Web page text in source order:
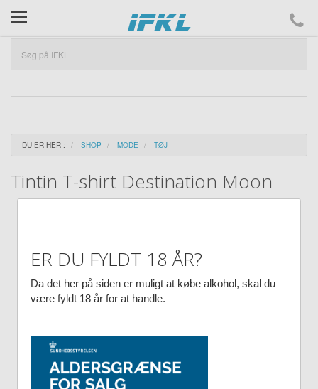
ifkl
DU ER HER : SHOP MODE TØJ
Tintin T-shirt Destination Moon
ER DU FYLDT 18 ÅR?
Da det her på siden er muligt at købe alkohol, skal du
være fyldt 18 år for at handle.